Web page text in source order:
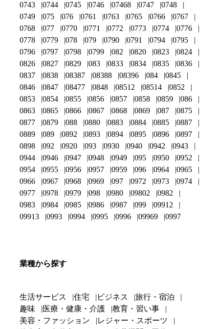
0743
0744 0745 0746 07468 0747
0748
0749
075 076 0761 0763 0765 0766
0767
0768
077 0770 0771 0772 0773 0774
0776
0778
0779 078 079 0790 0791 0794
0795
0796
0797 0798 0799 082 0820 0823
0824
0826
0827 0829 083 0833 0834 0835
0836
0837
0838 08387 08388 08396 084
0845
0846
0847 08477 0848 08512 08514
0852
0853
0854 0855 0856 0857 0858 0859
086
0863
0865 0866 0867 0868 0869 087
0875
0877
0879 088 0880 0883 0884 0885
0887
0889
089 0892 0893 0894 0895 0896
0897
0898
092 0920 093 0930 0940 0942
0943
0944
0946 0947 0948 0949 095 0950
0952
0954
0955 0956 0957 0959 096 0964
0965
0966
0967 0968 0969 097 0972 0973
0974
0977
0978 0979 098 0980 09802
0982
0983
0984 0985 0986 0987 099
09912
09913
0993 0994 0995 0996 09969 0997
業種から探す
生活サービス 住宅 ビジネス
旅行・宿泊
趣味
医療・健康・介護
教育・習い事
美容・ファッション
レジャー・スポーツ